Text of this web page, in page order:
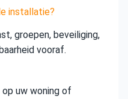
installatie?
groepen, beveiliging,
vooraf.
uw woning of